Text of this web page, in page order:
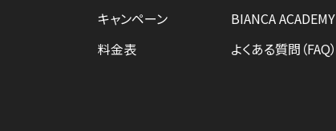
キャンペーン
料金表
BIANCA ACADEMY
よくある質問（FAQ）